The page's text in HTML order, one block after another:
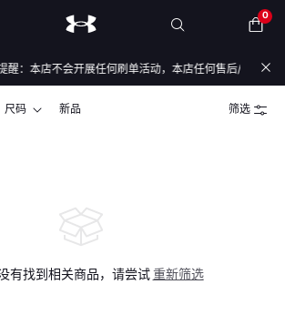
0
：本店不会开展任何刷单活动，本店任何售后/退款仅
尺码 新品 筛选
有找到相关商品，请尝试 重新筛选